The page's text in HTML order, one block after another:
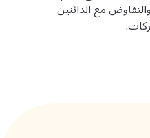
مع الدائنين